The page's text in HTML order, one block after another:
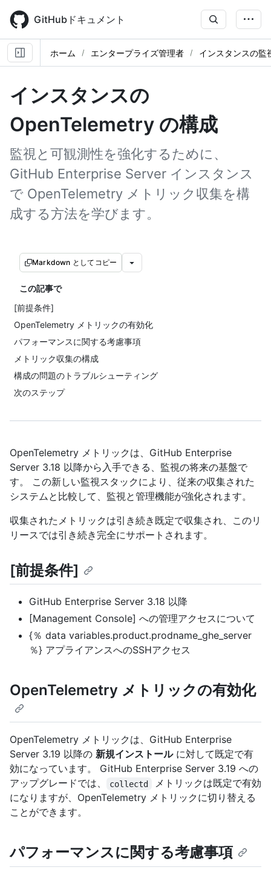
main
content
GitHubドキュメント
ホーム エンタープライズ管理者 インスタンスの監
インスタンスの
OpenTelemetry の構成
監視と可観測性を強化するために、
GitHub Enterprise Server インスタンス
で OpenTelemetry メトリック収集を構
成する方法を学びます。
Markdown としてコピー
この記事で
[前提条件]
OpenTelemetry メトリックの有効化
パフォーマンスに関する考慮事項
メトリック収集の構成
構成の問題のトラブルシューティング
次のステップ
OpenTelemetry メトリックは、GitHub Enterprise
Server 3.18 以降から入手できる、監視の将来の基盤で
す。 この新しい監視スタックにより、従来の収集された
システムと比較して、監視と管理機能が強化されます。
収集されたメトリックは引き続き既定で収集され、このリ
リースでは引き続き完全にサポートされます。
[前提条件]
GitHub Enterprise Server 3.18 以降
[Management Console] への管理アクセスについて
{％ data variables.product.prodname_ghe_server
％} アプライアンスへのSSHアクセス
OpenTelemetry メトリックの有効化
OpenTelemetry メトリックは、GitHub Enterprise
Server 3.19 以降の 新規インストールに対して既定で有
効になっています。 GitHub Enterprise Server 3.19 への
アップグレードでは、
collectd
メトリックは既定で有効
になりますが、OpenTelemetry メトリックに切り替える
ことができます。
パフォーマンスに関する考慮事項